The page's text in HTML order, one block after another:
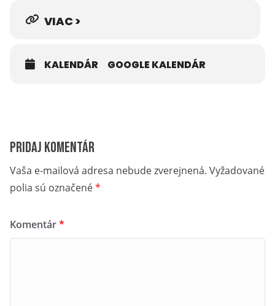
VIAC >
KALENDÁR GOOGLE KALENDÁR
Pridaj komentár
Vaša e-mailová adresa nebude zverejnená. Vyžadované
polia sú označené*
Komentár*